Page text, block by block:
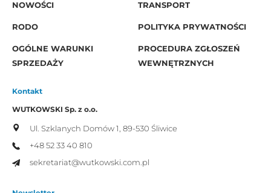
NOWOŚCI TRANSPORT
RODO POLITYKA PRYWATNOŚCI
OGÓLNE WARUNKI
SPRZEDAŻY
PROCEDURA ZGŁOSZEŃ
WEWNĘTRZNYCH
Kontakt
WUTKOWSKI Sp. z o.o.
Ul. Szklanych Domów 1, 89-530 Śliwice
+48 52 33 40 810
sekretariat@wutkowski.com.pl